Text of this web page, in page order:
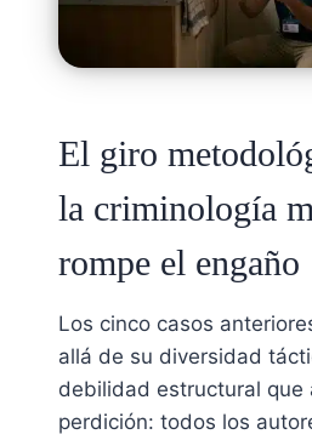
El giro
la criminología
rompe el engaño
Los cinco casos
allá de su diversidad
debilidad estructural que
perdición: todos los